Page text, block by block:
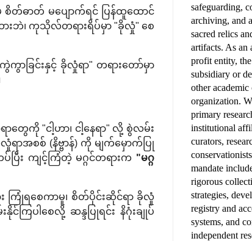
စိတ်ဓာတ် မပျောက်ရင် ပြန်ထူထောင်
ဘဲ၊ ကုသိုလ်တရားရိပ်မှာ "ခိုလှုံ" စေ
ာခြင်းနှင့် ခိုလှုံရာ" တရားတော်မှာ
ာတွေကို "ငါ့ဟာ၊ ငါ့နေရာ" လို့ စွဲလမ်း
ာအစစ် (နိဗ္ဗာန်) ကို မျက်မှောက်ပြု
ြီး ကျင့်ကြံတဲ့ မဂ္ဂင်တရားက "မဂ္ဂ
ကြုံရစေကာမူ၊ စိတ်ပိုင်းဆိုင်ရာ ခိုလှုံ
ကြပါစေလို့ ဆန္ဒပြုရင်း နိဂုံးချုပ်
safeguarding,
archiving, and
sacred relics
artifacts. As an
profit entity,
subsidiary or
other
organization.
primary
institutional
curators,
mandate
rigorous
strategies,
registry and
systems, and
independent